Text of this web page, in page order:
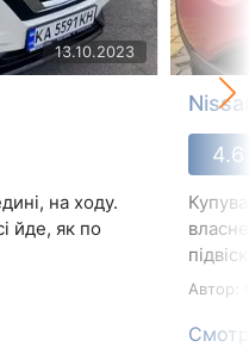
13.10.2023
на ходу.
йде, як по
4.6
Автор: